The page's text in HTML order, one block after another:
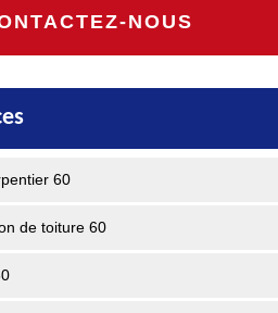
NOUS
60
de toiture 60